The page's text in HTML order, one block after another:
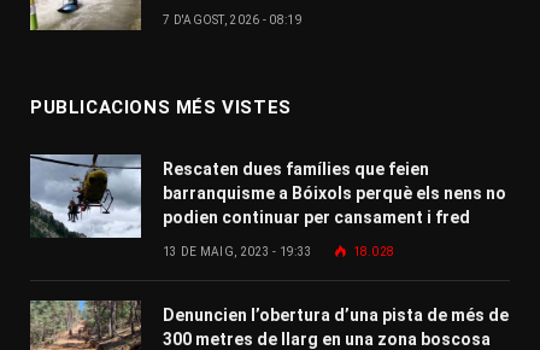
7 D'AGOST, 2026 - 08:19
PUBLICACIONS MÉS VISTES
Rescaten dues famílies que feien
barranquisme a Bóixols perquè els nens no
podien continuar per cansament i fred
13 DE MAIG, 2023 - 19:33 18.028
Denuncien l’obertura d’una pista de més de
300 metres de llarg en una zona boscosa